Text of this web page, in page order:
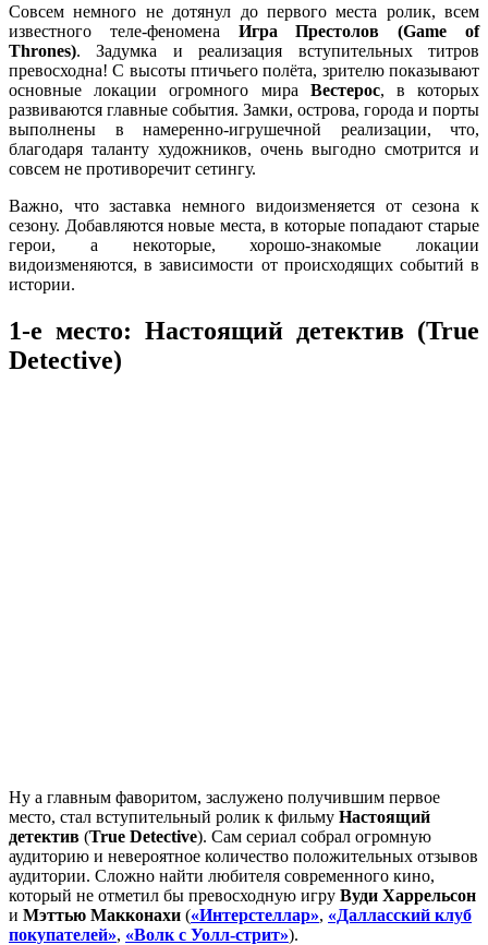
Совсем немного не дотянул до первого места ролик, всем
известного теле-феномена Игра Престолов (Game of
Thrones). Задумка и реализация вступительных титров
превосходна! С высоты птичьего полёта, зрителю показывают
основные локации огромного мира Вестерос, в которых
развиваются главные события. Замки, острова, города и порты
выполнены в намеренно-игрушечной реализации, что,
благодаря таланту художников, очень выгодно смотрится и
совсем не противоречит сетингу.
Важно, что заставка немного видоизменяется от сезона к
сезону. Добавляются новые места, в которые попадают старые
герои, а некоторые, хорошо-знакомые локации
видоизменяются, в зависимости от происходящих событий в
истории.
1-е место: Настоящий детектив (True
Detective)
Ну а главным фаворитом, заслужено получившим первое
место, стал вступительный ролик к фильму Настоящий
детектив (True Detective). Сам сериал собрал огромную
аудиторию и невероятное количество положительных отзывов
аудитории. Сложно найти любителя современного кино,
который не отметил бы превосходную игру Вуди Харрельсон
и Мэттью Макконахи («Интерстеллар», «Далласский клуб
покупателей», «Волк с Уолл-стрит»).